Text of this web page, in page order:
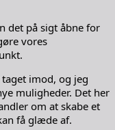
det på sigt åbne for
vores
imod, og jeg
muligheder. Det her
om at skabe et
få glæde af.